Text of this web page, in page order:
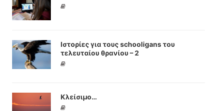
Ιστορίες για τους schooligans του
τελευταίου θρανίου – 2
Κλείσιμο…